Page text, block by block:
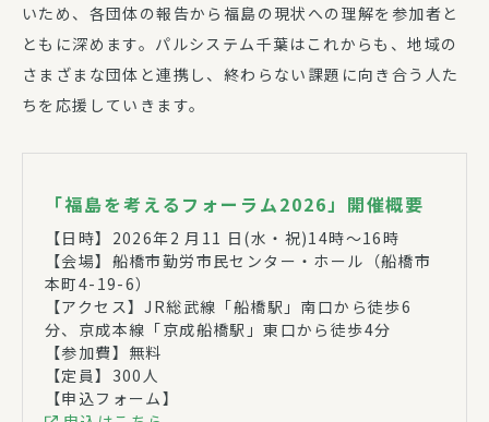
いため、各団体の報告から福島の現状への理解を参加者と
ともに深めます。パルシステム千葉はこれからも、地域の
さまざまな団体と連携し、終わらない課題に向き合う人た
ちを応援していきます。
「福島を考えるフォーラム2026」開催概要
【日時】2026年2 月11 日(水・祝)14時～16時
【会場】船橋市勤労市民センター・ホール（船橋市
本町4-19-6）
【アクセス】JR総武線「船橋駅」南口から徒歩6
分、京成本線「京成船橋駅」東口から徒歩4分
【参加費】無料
【定員】300人
【申込フォーム】